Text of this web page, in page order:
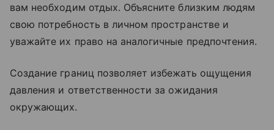
вам необходим отдых. Объясните близким людям
свою потребность в личном пространстве и
уважайте их право на аналогичные предпочтения.
Создание границ позволяет избежать ощущения
давления и ответственности за ожидания
окружающих.